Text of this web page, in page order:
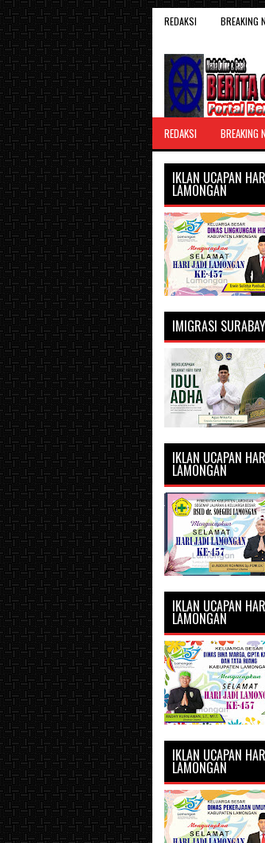
REDAKSI BREAKING
REDAKSI BREAKING
IKLAN UCAPAN
LAMONGAN
IMIGRASI
IKLAN UCAPAN
LAMONGAN
IKLAN UCAPAN
LAMONGAN
IKLAN UCAPAN
LAMONGAN